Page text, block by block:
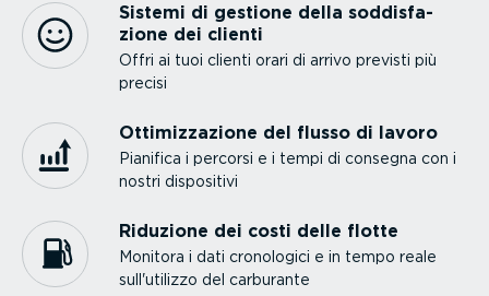
Sistemi di gestione della soddi­sfa­
zione dei clienti
Offri ai tuoi clienti orari di arrivo previsti più
precisi
Ottimiz­za­zione del flusso di lavoro
Pianifica i percorsi e i tempi di consegna con i
nostri dispositivi
Riduzione dei costi delle flotte
Monitora i dati cronologici e in tempo reale
sull'utilizzo del carburante